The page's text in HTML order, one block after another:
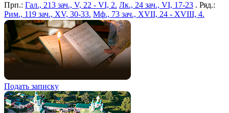
Прп.: Гал., 213 зач., V, 22 - VI, 2. Лк., 24 зач., VI, 17-23 . Ряд.:
Рим., 119 зач., XV, 30-33. Мф., 73 зач., XVII, 24 - XVIII, 4.
Подать записку